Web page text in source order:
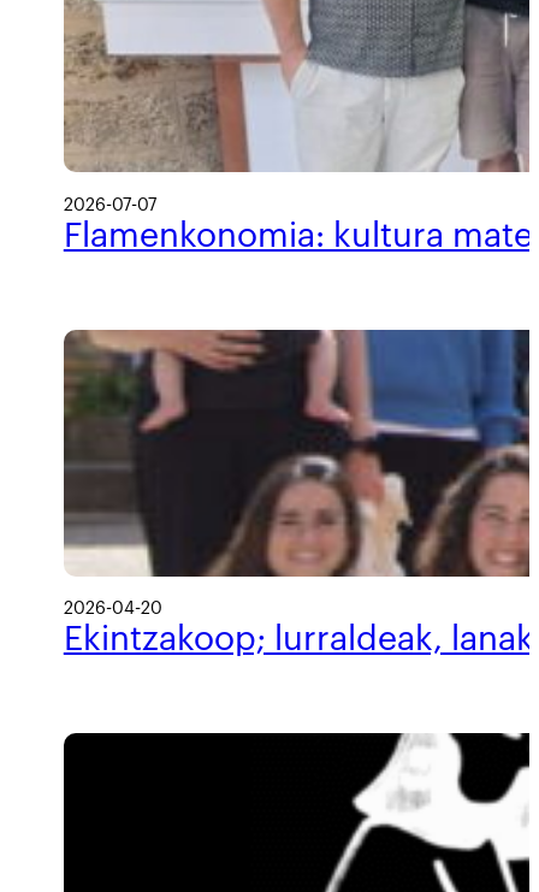
2026-07-07
Flamenkonomia: kultura
2026-04-20
Ekintzakoop; lurraldeak,